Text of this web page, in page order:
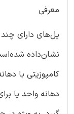
معرفی
نشان‌داده
کامپوزیتی با
دهانه واحد یا